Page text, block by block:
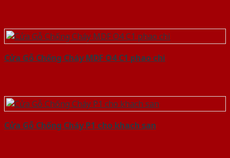
Cửa Gỗ Chống Cháy MDF O4 C1 phao chi
Cửa Gỗ Chống Cháy P1 cho khach san